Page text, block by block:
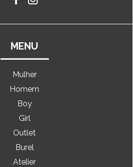
MENU
Mulher
Homem
Boy
Girl
Outlet
Burel
Atelier